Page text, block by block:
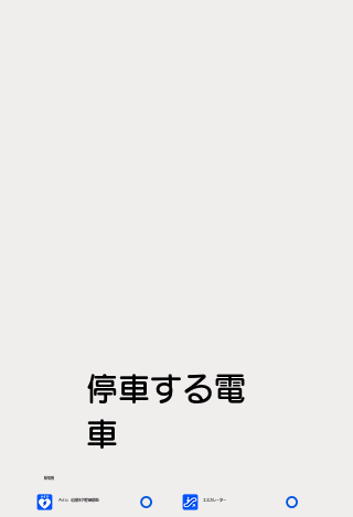
停車する電
車
駅情報
ＡＥＤ（自動体外除細動器） エスカレーター
〇
〇